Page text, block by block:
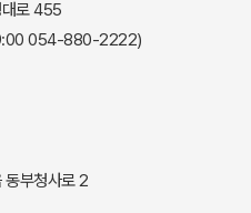
로 455
054-880-2222)
부청사로 2